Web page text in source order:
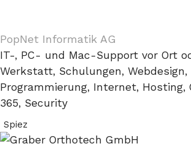
PopNet Informatik AG
IT-, PC- und Mac-Support vor Ort
Werkstatt, Schulungen, Webdesign,
Programmierung, Internet, Hosting,
365, Security
Spiez